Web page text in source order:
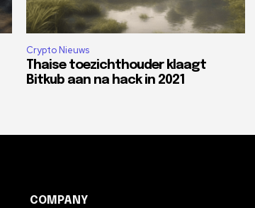
Crypto Nieuws
Thaise toezichthouder klaagt
Bitkub aan na hack in 2021
COMPANY